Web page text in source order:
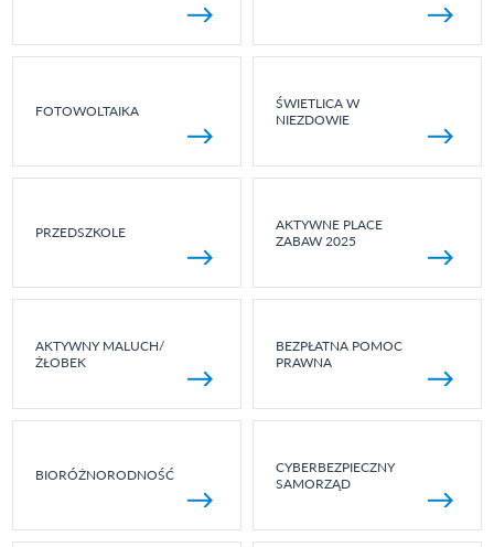
FOTOWOLTAIKA
ŚWIETLICA W
NIEZDOWIE
PRZEDSZKOLE
AKTYWNE PLACE
ZABAW 2025
AKTYWNY MALUCH/
ŻŁOBEK
BEZPŁATNA POMOC
PRAWNA
BIORÓŻNORODNOŚĆ
CYBERBEZPIECZNY
SAMORZĄD